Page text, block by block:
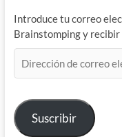
Introduce tu correo
Brainstomping y
de
electrónico
Suscribir